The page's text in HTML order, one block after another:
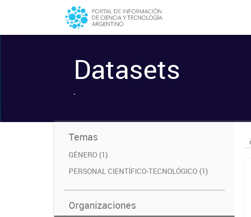
Datasets
-
Temas
GÉNERO (1)
PERSONAL CIENTÍFICO-TECNOLÓGICO (1)
Organizaciones